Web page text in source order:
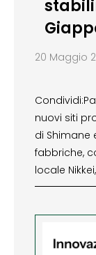
20 Maggio
nuovi siti
di Shimane
fabbriche,
locale